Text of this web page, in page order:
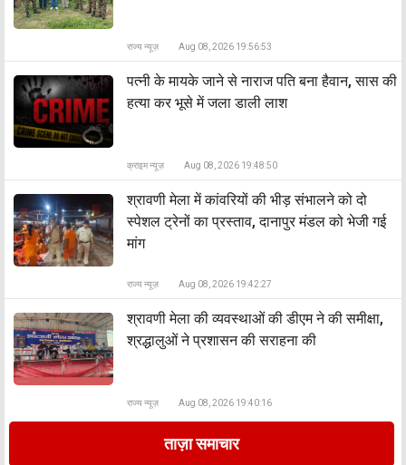
राज्य न्यूज़ Aug 08, 2026 19:56:53
पत्नी के मायके जाने से नाराज पति बना हैवान, सास की
हत्या कर भूसे में जला डाली लाश
क्राइम न्यूज़ Aug 08, 2026 19:48:50
श्रावणी मेला में कांवरियों की भीड़ संभालने को दो
स्पेशल ट्रेनों का प्रस्ताव, दानापुर मंडल को भेजी गई
मांग
राज्य न्यूज़ Aug 08, 2026 19:42:27
श्रावणी मेला की व्यवस्थाओं की डीएम ने की समीक्षा,
श्रद्धालुओं ने प्रशासन की सराहना की
राज्य न्यूज़ Aug 08, 2026 19:40:16
ताज़ा समाचार